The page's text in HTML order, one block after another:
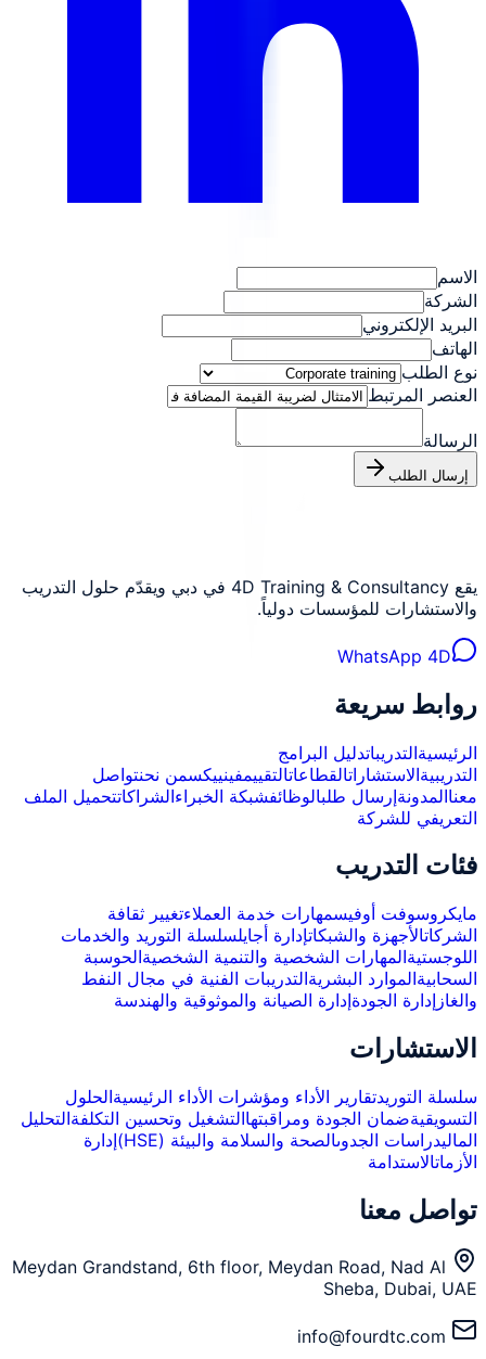
الاسم
الشركة
البريد الإلكتروني
الهاتف
نوع الطلب
العنصر المرتبط
الرسالة
إرسال الطلب
يقع 4D Training & Consultancy في دبي ويقدّم حلول التدريب
والاستشارات للمؤسسات دولياً.
WhatsApp 4D
روابط سريعة
الرئيسيةالتدريباتدليل البرامج
التدريبيةالاستشاراتالقطاعاتالتقييمفينييكسمن نحنتواصل
معناالمدونةإرسال طلبالوظائفشبكة الخبراءالشراكاتتحميل الملف
التعريفي للشركة
فئات التدريب
مايكروسوفت أوفيسمهارات خدمة العملاءتغيير ثقافة
الشركاتالأجهزة والشبكاتإدارة أجايلسلسلة التوريد والخدمات
اللوجستيةالمهارات الشخصية والتنمية الشخصيةالحوسبة
السحابيةالموارد البشريةالتدريبات الفنية في مجال النفط
والغاز إدارة الجودةإدارة الصيانة والموثوقية والهندسة
الاستشارات
سلسلة التوريدتقارير الأداء ومؤشرات الأداء الرئيسيةالحلول
التسويقيةضمان الجودة ومراقبتهاالتشغيل وتحسين التكلفةالتحليل
الماليدراسات الجدوىالصحة والسلامة والبيئة (HSE)
إدارة
الأزماتالاستدامة
تواصل معنا
Meydan Grandstand, 6th floor, Meydan Road, Nad Al
Sheba, Dubai, UAE
info@fourdtc.com